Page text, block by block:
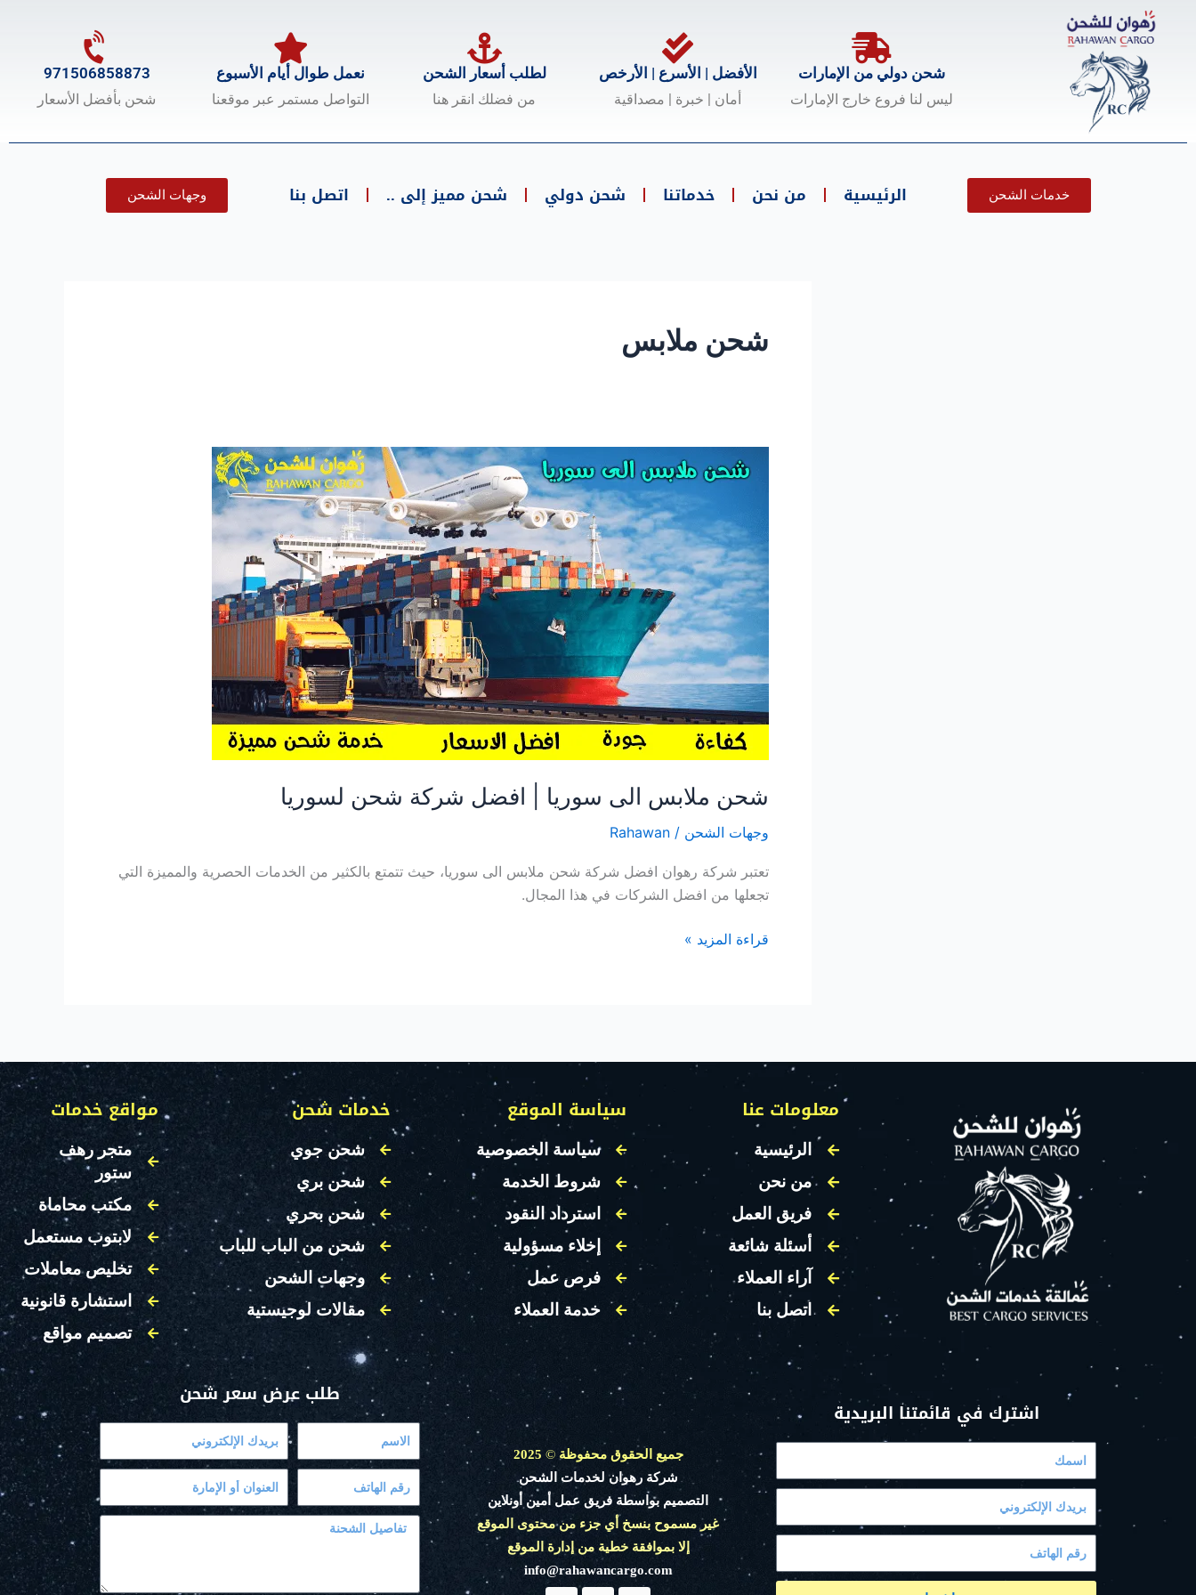
شحن دولي من الإمارات
ليس لنا فروع خارج الإمارات
الأفضل | الأسرع | الأرخص
أمان | خبرة | مصداقية
لطلب أسعار الشحن
من فضلك انقر هنا
نعمل طوال أيام الأسبوع
التواصل مستمر عبر موقعنا
971506858873
شحن بأفضل الأسعار
خدمات الشحن الرئيسية من نحن خدماتنا شحن دولي شحن مميز إلى .. اتصل بنا وجهات الشحن
شحن ملابس
شحن ملابس الى سوريا | افضل شركة شحن لسوريا
وجهات الشحن /
Rahawan
تعتبر شركة رهوان افضل شركة شحن ملابس الى سوريا، حيث تتمتع بالكثير من الخدمات الحصرية والمميزة التي
تجعلها من افضل الشركات في هذا المجال.
شحن
ملابس
سوريا
|
افضل
شركة
لسوريا
قراءة المزيد »
معلومات عنا
الرئيسية
من نحن
فريق العمل
أسئلة شائعة
آراء العملاء
اتصل بنا
سياسة الموقع
سياسة الخصوصية
شروط الخدمة
استرداد النقود
إخلاء مسؤولية
فرص عمل
خدمة العملاء
خدمات شحن
شحن جوي
شحن بري
شحن بحري
شحن من الباب للباب
وجهات الشحن
مقالات لوجيستية
مواقع خدمات
متجر رهف
ستور
مكتب محاماة
لابتوب مستعمل
تخليص معاملات
استشارة قانونية
تصميم مواقع
اشترك في قائمتنا البريدية
جميع الحقوق محفوظة©
2025
شركة رهوان لخدمات الشحن
التصميم بواسطة فريق عمل أمين أونلاين
غير مسموح بنسخ أي جزء من محتوى الموقع
إلا بموافقة خطية من إدارة الموقع
info@rahawancargo.com
طلب عرض سعر شحن